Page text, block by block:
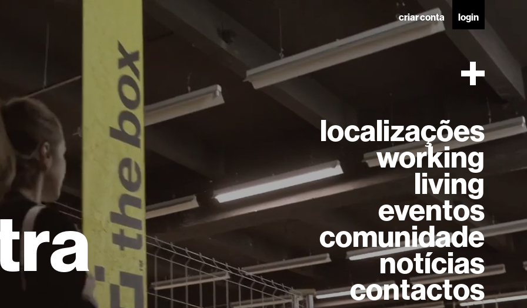
criar conta login
localizações
working
living
eventos
comunidade
notícias
contactos
Topo